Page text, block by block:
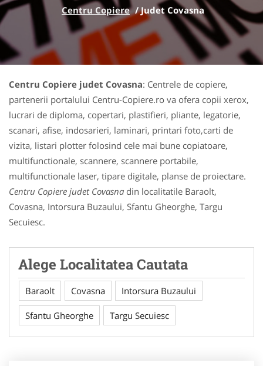
Centru Copiere /Judet Covasna
Centru Copiere judet Covasna: Centrele de copiere,
partenerii portalului Centru-Copiere.ro va ofera copii xerox,
lucrari de diploma, copertari, plastifieri, pliante, legatorie,
scanari, afise, indosarieri, laminari, printari foto,carti de
vizita, listari plotter folosind cele mai bune copiatoare,
multifunctionale, scannere, scannere portabile,
multifunctionale laser, tipare digitale, planse de proiectare.
Centru Copiere judet Covasna din localitatile Baraolt,
Covasna, Intorsura Buzaului, Sfantu Gheorghe, Targu
Secuiesc.
Alege Localitatea Cautata
Baraolt Covasna Intorsura Buzaului
Sfantu Gheorghe Targu Secuiesc